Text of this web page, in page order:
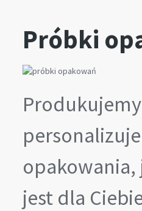
Próbki
opakowania,
jest dla